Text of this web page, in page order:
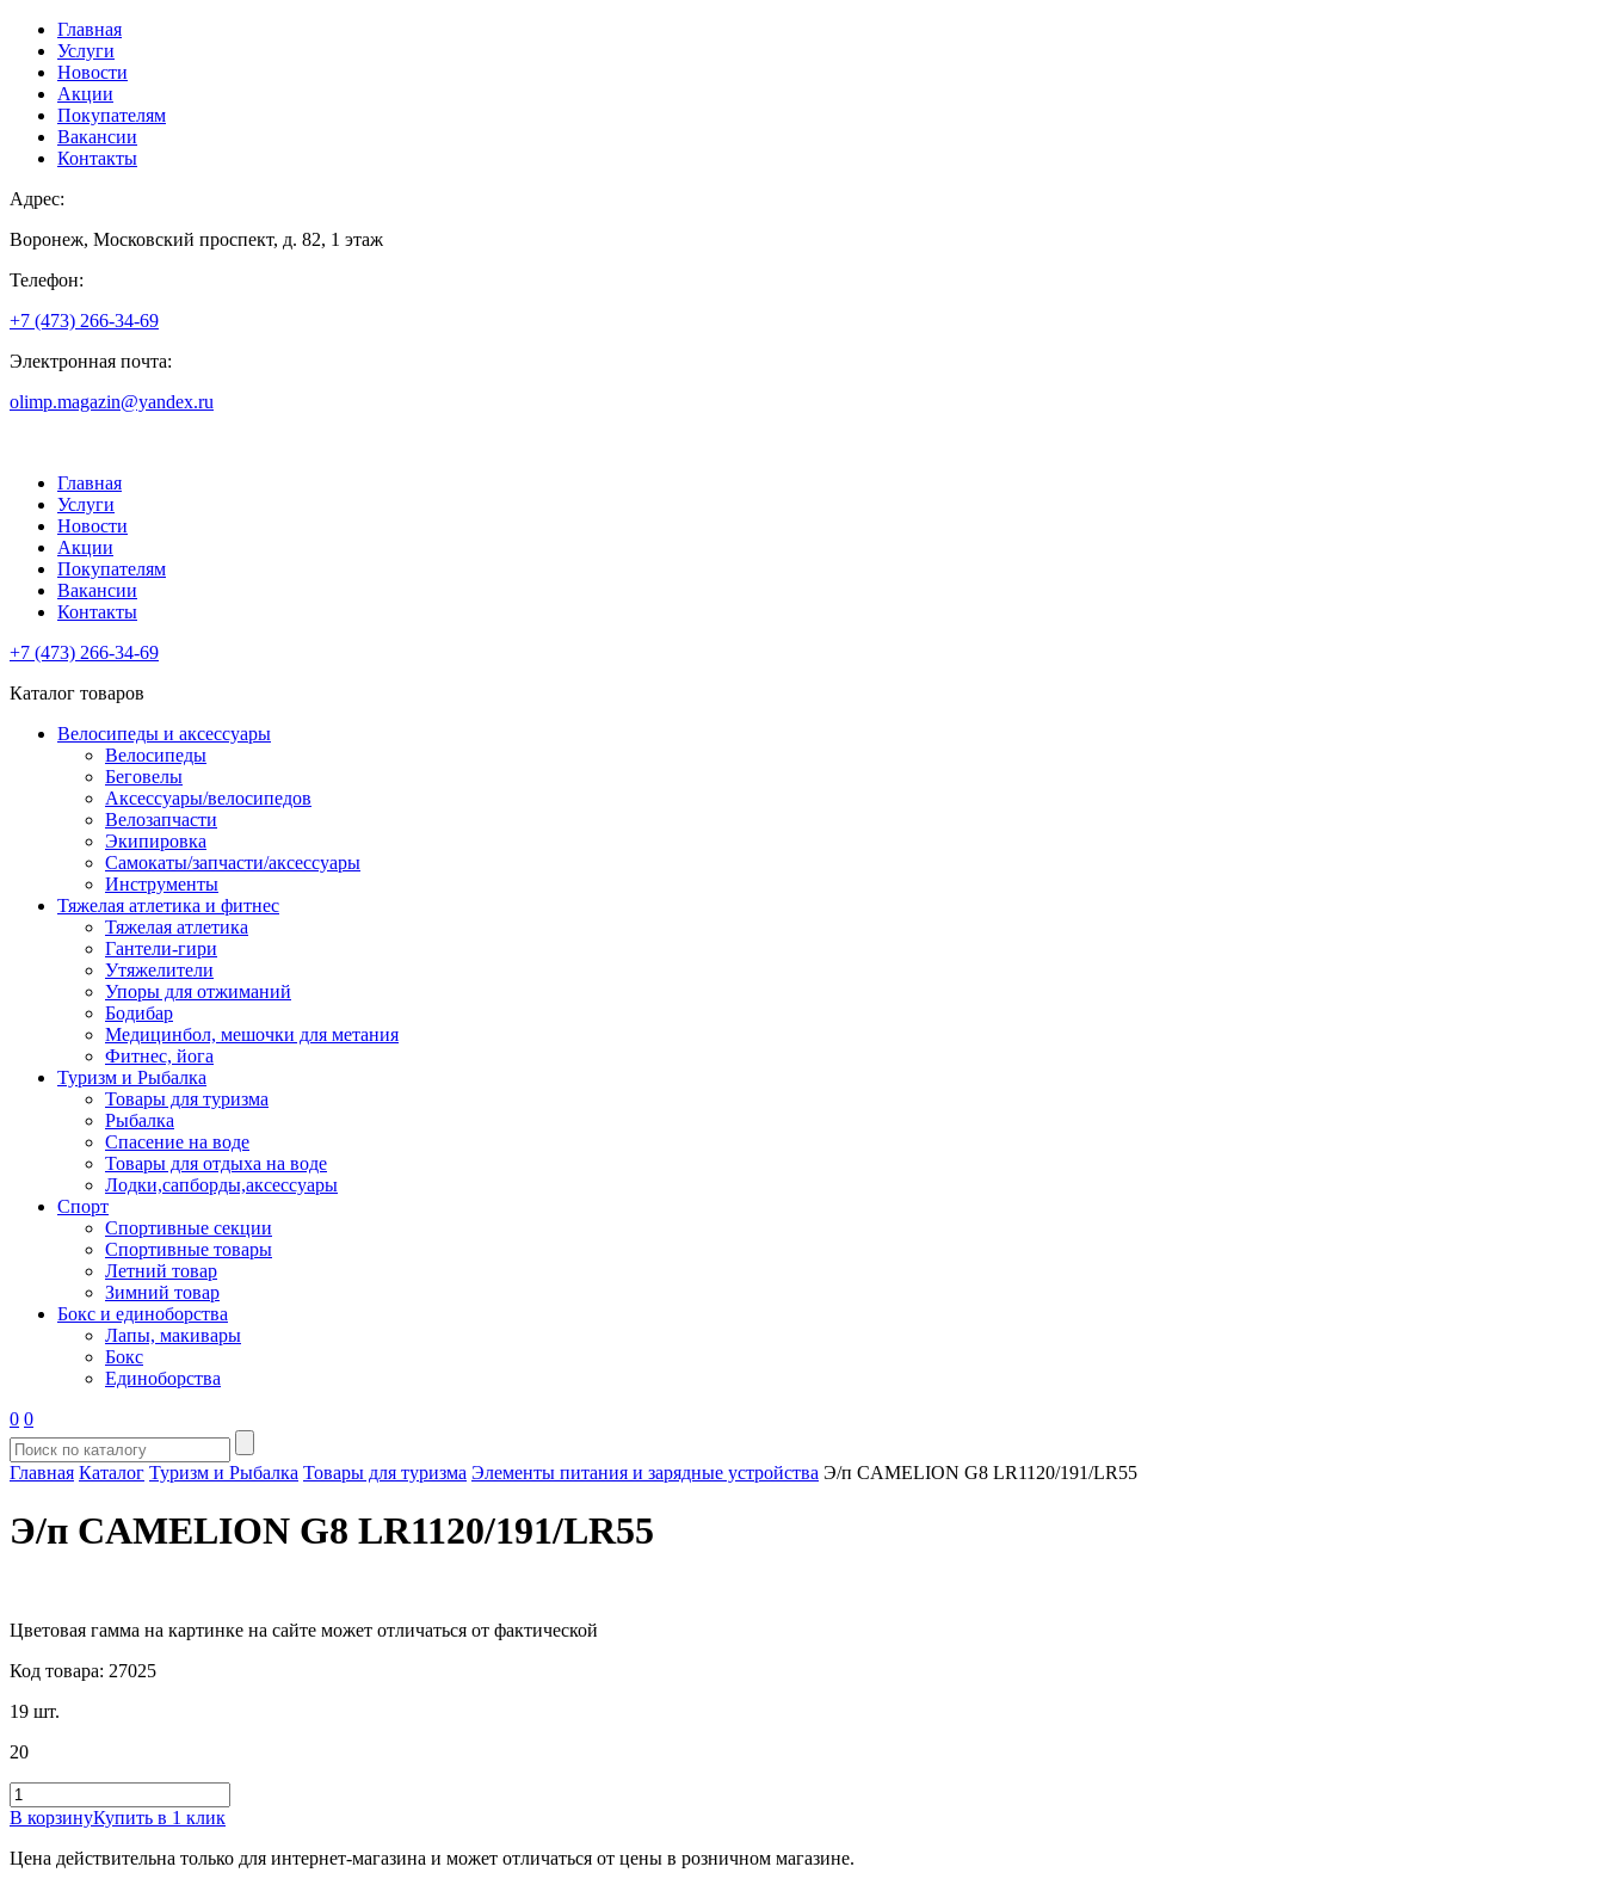
Главная
Услуги
Новости
Акции
Покупателям
Вакансии
Контакты
Адрес:
Воронеж, Московский проспект, д. 82, 1 этаж
Телефон:
+7 (473) 266-34-69
Электронная почта:
olimp.magazin@yandex.ru
Главная
Услуги
Новости
Акции
Покупателям
Вакансии
Контакты
+7 (473) 266-34-69
Каталог товаров
Велосипеды и аксессуары
Велосипеды
Беговелы
Аксессуары/велосипедов
Велозапчасти
Экипировка
Самокаты/запчасти/аксессуары
Инструменты
Тяжелая атлетика и фитнес
Тяжелая атлетика
Гантели-гири
Утяжелители
Упоры для отжиманий
Бодибар
Медицинбол, мешочки для метания
Фитнес, йога
Туризм и Рыбалка
Товары для туризма
Рыбалка
Спасение на воде
Товары для отдыха на воде
Лодки,сапборды,аксессуары
Спорт
Спортивные секции
Спортивные товары
Летний товар
Зимний товар
Бокс и единоборства
Лапы, макивары
Бокс
Единоборства
0 0
Главная Каталог Туризм и Рыбалка Товары для туризма Элементы питания и зарядные устройства Э/п CAMELION G8 LR1120/191/LR55
Э/п CAMELION G8 LR1120/191/LR55
Цветовая гамма на картинке на сайте может отличаться от фактической
Код товара: 27025
19 шт.
20
В корзинуКупить в 1 клик
Цена действительна только для интернет-магазина и может отличаться от цены в розничном магазине.